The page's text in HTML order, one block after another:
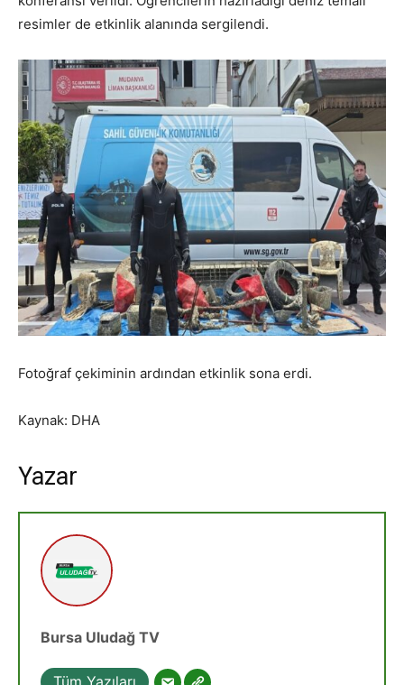
resimler de etkinlik alanında sergilendi.
Fotoğraf çekiminin ardından etkinlik sona erdi.
Kaynak: DHA
Yazar
Bursa Uludağ TV
Tüm Yazıları